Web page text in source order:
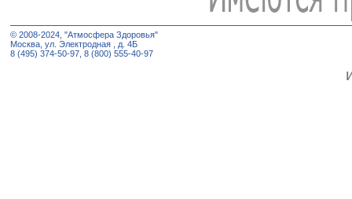
© 2008-2024, "Атмосфера Здоровья"
Москва, ул. Электродная , д. 4Б
8 (495) 374-50-97, 8 (800) 555-40-97